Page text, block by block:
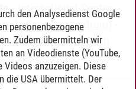
- International Center:
Sprachenzentrum)
den Analysedienst Google
personenbezogene
Zudem übermitteln wir
an Videodienste (YouTube,
anzuzeigen. Diese
die USA übermittelt. Der